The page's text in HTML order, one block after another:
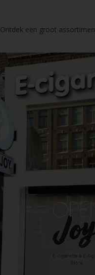
Ontdek een groot